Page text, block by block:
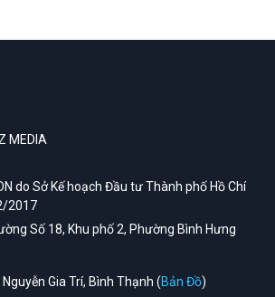
MEDIA
do Sở Kế hoạch Đầu tư Thành phố Hồ Chí
2017
Số 18, Khu phố 2, Phường Bình Hưng
Gia Trí, Bình Thạnh (Bản Đồ)